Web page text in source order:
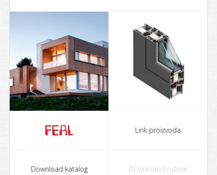
Link proizvoda
Download katalog Download brušure